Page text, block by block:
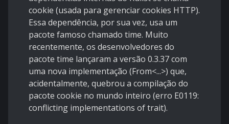
cookie (usada para gerenciar cookies HTTP).
Essa dependência, por sua vez, usa um
pacote famoso chamado time. Muito
recentemente, os desenvolvedores do
pacote time lançaram a versão 0.3.37 com
uma nova implementação (From<...>) que,
acidentalmente, quebrou a compilação do
pacote cookie no mundo inteiro (erro E0119:
conflicting implementations of trait).